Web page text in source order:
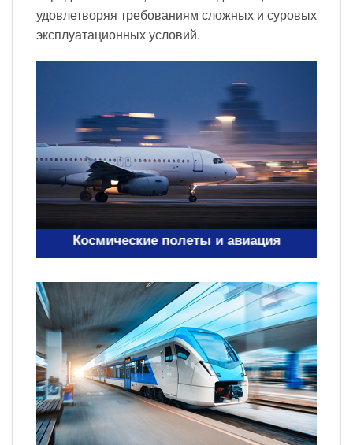
удовлетворяя требованиям сложных и суровых
эксплуатационных условий.
Космические полеты и авиация